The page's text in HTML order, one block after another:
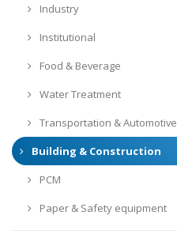
Industry
Institutional
Food & Beverage
Water Treatment
Transportation & Automotive
Building & Construction
PCM
Paper & Safety equipment